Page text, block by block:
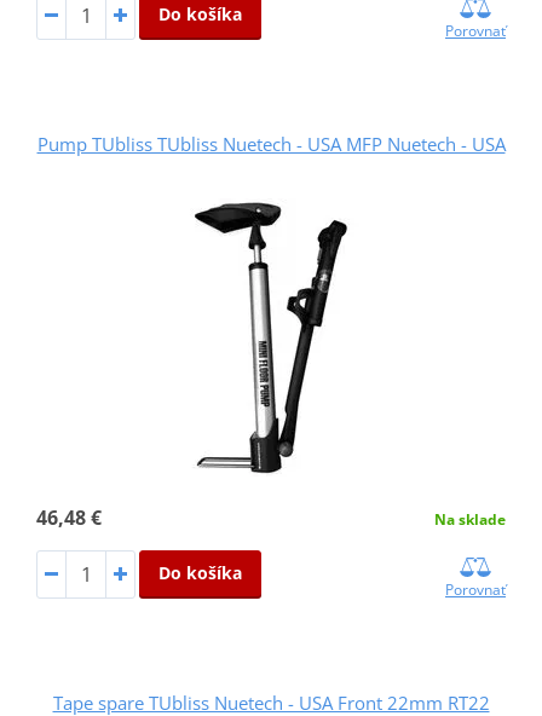
Do košíka
Porovnať
Pump TUbliss TUbliss Nuetech - USA MFP Nuetech - USA
46,48 € Na sklade
Do košíka
Porovnať
Tape spare TUbliss Nuetech - USA Front 22mm RT22